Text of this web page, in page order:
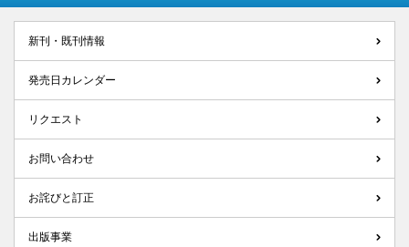
新刊・既刊情報
発売日カレンダー
リクエスト
お問い合わせ
お詫びと訂正
出版事業